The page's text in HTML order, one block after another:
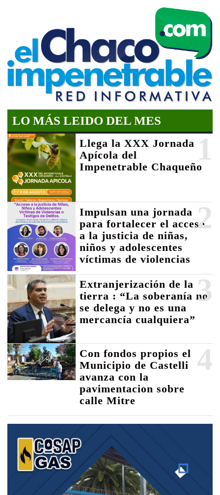
LO MÁS LEIDO DEL MES
1
Llega la XXX Jornada
Apícola del
Impenetrable Chaqueño
2
Impulsan una jornada
para fortalecer el acceso
a la justicia de niñas,
niños y adolescentes
víctimas de violencias
3
Extranjerización de la
tierra : “La soberanía no
se delega y no es una
mercancía cualquiera”
4
Con fondos propios el
Municipio de Castelli
avanza con la
pavimentacion sobre
calle Mitre